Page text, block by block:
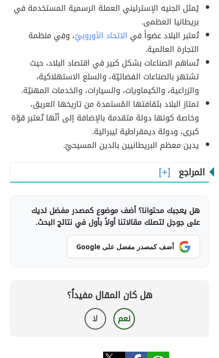
يُمثل الجنيه الإسترليني العملة الرسمية المستخدمة في
بريطانيا العظمى.
تُعتبر البلاد عضواً في الاتحاد الأوروبيّ، وفي منظمة
التجارة العالمية.
تُساهم الصناعات بشكل كبير في اقتصاد البلاد، حيث
تشتهر بالصناعات الفضائيّة، والسلع الاستهلاكية،
والزراعية، والكيماويات، والسيارات، والخدمات المهنيّة.
تمتاز البلاد بثقافتها المُستمدة من تاريخها العريق،
وخاصة كونها دولة متقدمة بالإضافة إلى أنّها تُعتبر قوّة
كبرى، ودولة ديمقراطية ليبرالية.
يدين معظم البريطانيين بالدين المسيحيّ.
المراجع
هل يعجبك محتوانا؟ أضف موضوع كمصدر مفضل لديك
على جوجل لتصلك مقالاتنا أولاً بأول في نتائج البحث.
أضف كمصدر مفضل على Google
هل كان المقال مفيداً؟
نعم لا